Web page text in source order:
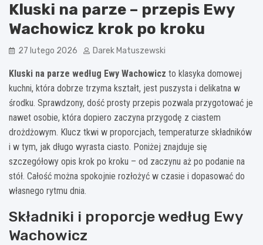
Kluski na parze – przepis Ewy
Wachowicz krok po kroku
27 lutego 2026 Darek Matuszewski
Kluski na parze według Ewy Wachowicz to klasyka domowej
kuchni, która dobrze trzyma kształt, jest puszysta i delikatna w
środku. Sprawdzony, dość prosty przepis pozwala przygotować je
nawet osobie, która dopiero zaczyna przygodę z ciastem
drożdżowym. Klucz tkwi w proporcjach, temperaturze składników
i w tym, jak długo wyrasta ciasto. Poniżej znajduje się
szczegółowy opis krok po kroku – od zaczynu aż po podanie na
stół. Całość można spokojnie rozłożyć w czasie i dopasować do
własnego rytmu dnia.
Składniki i proporcje według Ewy
Wachowicz